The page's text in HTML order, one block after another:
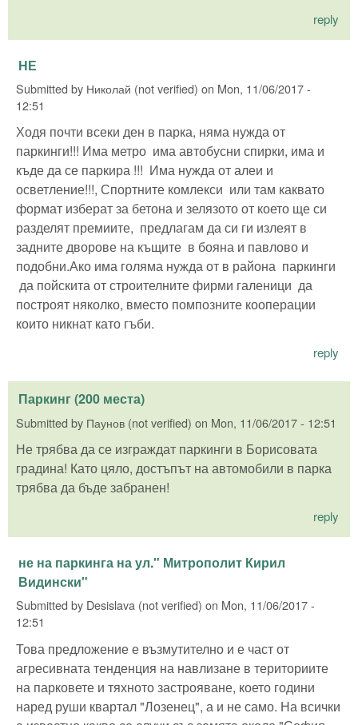
reply
НЕ
Submitted by Николай (not verified) on Mon, 11/06/2017 -
12:51
Ходя почти всеки ден в парка, няма нужда от
паркинги!!! Има метро има автобусни спирки, има и
къде да се паркира !!! Има нужда от алеи и
осветление!!!, Спортните комлекси или там каквато
формат изберат за бетона и зелязото от което ще си
разделят премиите, предлагам да си ги излеят в
задните дворове на къщите в бояна и павлово и
подобни.Ако има голяма нужда от в района паркинги
да пойскита от строителните фирми галеници да
построят няколко, вместо помпозните кооперации
които никнат като гъби.
reply
Паркинг (200 места)
Submitted by Паунов (not verified) on Mon, 11/06/2017 - 12:51
Не трябва да се изграждат паркинги в Борисовата
градина! Като цяло, достъпът на автомобили в парка
трябва да бъде забранен!
reply
не на паркинга на ул." Митрополит Кирил
Видински"
Submitted by Desislava (not verified) on Mon, 11/06/2017 -
12:51
Това предложение е възмутително и е част от
агресивната тенденция на навлизане в териториите
на парковете и тяхното застрояване, което години
наред руши квартал "Лозенец", а и не само. На всички